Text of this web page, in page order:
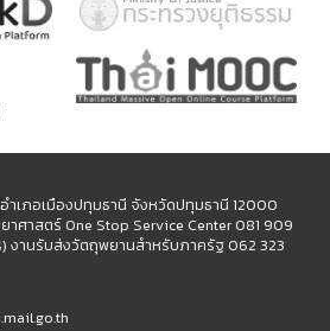
อำเภอเมืองปทุมธานี จังหวัดปทุมธานี 12000
ศาสตร์ One Stop Service Center 081 909
) งานรับส่งวัตถุพยานสำหรับภาครัฐ 062 323